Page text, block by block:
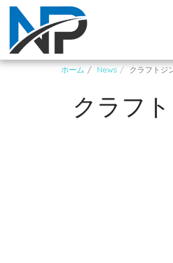
ホーム News クラフトジ
クラフ